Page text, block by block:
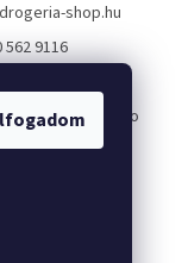
drogeria-shop.hu
562 9116
www.facebook.co